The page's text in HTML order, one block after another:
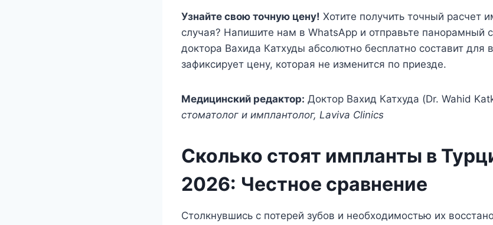
Узнайте свою точную цену! Хотите получить точный расчет
случая? Напишите нам в WhatsApp и отправьте панорамный
доктора Вахида Катхуды абсолютно бесплатно составит для
зафиксирует цену, которая не изменится по приезде.
Медицинский редактор: Доктор Вахид Катхуда (Dr. Wahid
стоматолог и имплантолог, Laviva Clinics
Сколько стоят импланты в
2026: Честное сравнение
Столкнувшись с потерей зубов и необходимостью их